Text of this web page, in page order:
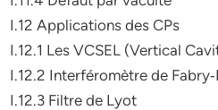
I.12 Applications des CPs
I.12.1 Les VCSEL (Vertical
I.12.2 Interféromètre de
I.12.3 Filtre de Lyot